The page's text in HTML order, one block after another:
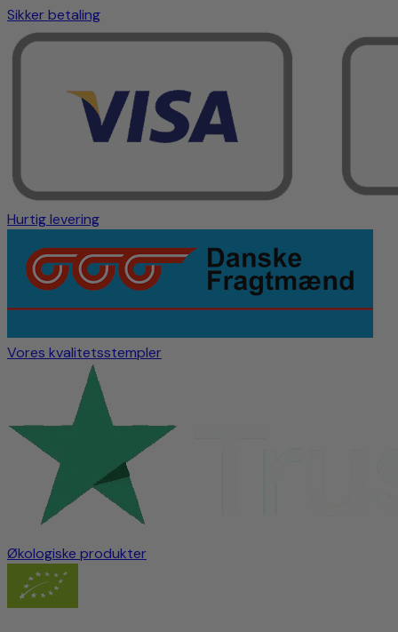
Sikker betaling
Hurtig levering
Vores kvalitetsstempler
Økologiske produkter